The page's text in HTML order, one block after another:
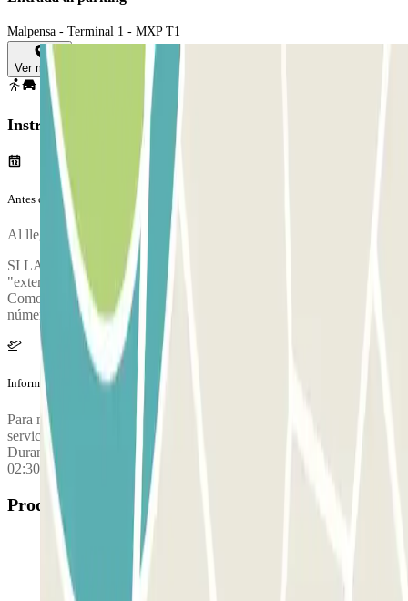
Malpensa - Terminal 1 - MXP T1
Ver mapa
Instrucciones
Antes de tu viaje
Al llegar al parking, para entrar, entry.method.barcode
SI LA BARRERA NO SE ABRE: Llama al interfono e indica el
"external booking ID" indicado en tu voucher de confirmación.
Como alternativa, puedes contactar con un operador llamando a los
números +39 02 7486 5621 - +39 02 7486 5622.
Información adicional
Para moverse entre los aparcamientos y las terminales, hay un
servicio de lanzadera gratuito aproximadamente cada 15 minutos.
Durante la noche, la frecuencia es de unos 30 minutos: Desde T1 de
02:30 a 04:00 Desde el parking P6 de 02:15 a 03:45
Productos disponibles